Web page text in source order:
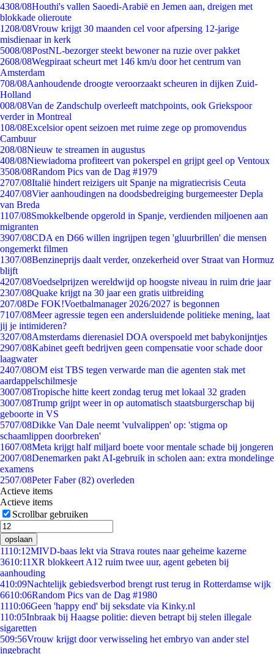
4308/08Houthi's vallen Saoedi-Arabië en Jemen aan, dreigen met
blokkade olieroute
1208/08Vrouw krijgt 30 maanden cel voor afpersing 12-jarige
misdienaar in kerk
5008/08PostNL-bezorger steekt bewoner na ruzie over pakket
2608/08Wegpiraat scheurt met 146 km/u door het centrum van
Amsterdam
708/08Aanhoudende droogte veroorzaakt scheuren in dijken Zuid-
Holland
008/08Van de Zandschulp overleeft matchpoints, ook Griekspoor
verder in Montreal
108/08Excelsior opent seizoen met ruime zege op promovendus
Cambuur
208/08Nieuw te streamen in augustus
408/08Niewiadoma profiteert van pokerspel en grijpt geel op Ventoux
3508/08Random Pics van de Dag #1979
2707/08Italië hindert reizigers uit Spanje na migratiecrisis Ceuta
2407/08Vier aanhoudingen na doodsbedreiging burgemeester Depla
van Breda
1107/08Smokkelbende opgerold in Spanje, verdienden miljoenen aan
migranten
3907/08CDA en D66 willen ingrijpen tegen 'gluurbrillen' die mensen
ongemerkt filmen
1307/08Benzineprijs daalt verder, onzekerheid over Straat van Hormuz
blijft
4207/08Voedselprijzen wereldwijd op hoogste niveau in ruim drie jaar
2307/08Quake krijgt na 30 jaar een gratis uitbreiding
207/08De FOK!Voetbalmanager 2026/2027 is begonnen
7107/08Meer agressie tegen een andersluidende politieke mening, laat
jij je intimideren?
3207/08Amsterdams dierenasiel DOA overspoeld met babykonijntjes
2907/08Kabinet geeft bedrijven geen compensatie voor schade door
laagwater
2407/08OM eist TBS tegen verwarde man die agenten stak met
aardappelschilmesje
3007/08Tropische hitte keert zondag terug met lokaal 32 graden
3007/08Trump grijpt weer in op automatisch staatsburgerschap bij
geboorte in VS
5707/08Dikke Van Dale neemt 'vulvalippen' op: 'stigma op
schaamlippen doorbreken'
1607/08Meta krijgt half miljard boete voor mentale schade bij jongeren
2007/08Denemarken pakt AI-gebruik in scholen aan: extra mondelinge
examens
2507/08Peter Faber (82) overleden
Actieve items
Actieve items
Scrollbar gebruiken
opslaan
1110:12MIVD-baas lekt via Strava routes naar geheime kazerne
3610:11 XR blokkeert A12 ruim twee uur, agent gebeten bij
aanhouding
410:09Nachtelijk gebiedsverbod brengt rust terug in Rotterdamse wijk
6610:06Random Pics van de Dag #1980
1110:06Geen 'happy end' bij seksdate via Kinky.nl
110:05Inbraak bij Haagse politie: dieven betrapt bij stelen illegale
sigaretten
509:56Vrouw krijgt door verwisseling het embryo van ander stel
ingebracht